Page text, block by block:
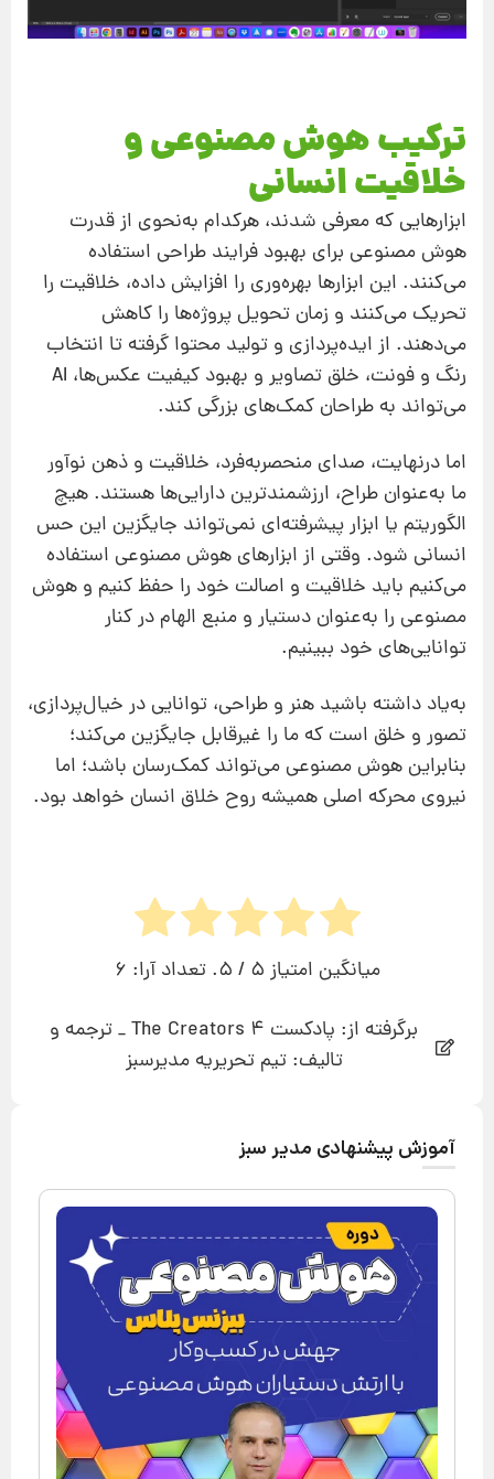
ترکیب هوش مصنوعی و
خلاقیت انسانی
ابزارهایی که معرفی شدند، هرکدام به‌نحوی از قدرت
هوش مصنوعی برای بهبود فرایند طراحی استفاده
می‌کنند. این ابزارها بهره‌وری را افزایش داده، خلاقیت را
تحریک می‌کنند و زمان تحویل پروژه‌ها را کاهش
می‌دهند. از ایده‌پردازی و تولید محتوا گرفته تا انتخاب
رنگ و فونت، خلق تصاویر و بهبود کیفیت عکس‌ها، AI
می‌تواند به طراحان کمک‌های بزرگی کند.
اما درنهایت، صدای منحصربه‌فرد، خلاقیت و ذهن نوآور
ما به‌عنوان طراح، ارزشمندترین دارایی‌ها هستند. هیچ
الگوریتم یا ابزار پیشرفته‌ای نمی‌تواند جایگزین این حس
انسانی شود. وقتی از ابزارهای هوش مصنوعی استفاده
می‌کنیم باید خلاقیت و اصالت خود را حفظ کنیم و هوش
مصنوعی را به‌عنوان دستیار و منبع الهام در کنار
توانایی‌های خود ببینیم.
به‌یاد داشته باشید هنر و طراحی، توانایی در خیال‌پردازی،
تصور و خلق است که ما را غیرقابل جایگزین می‌کند؛
بنابراین هوش مصنوعی می‌تواند کمک‌رسان باشد؛ اما
نیروی محرکه اصلی همیشه روح خلاق انسان خواهد بود.
میانگین امتیاز 5 / 5. تعداد آرا:
6
برگرفته از: پادکست 4 The Creators _ ترجمه و
تالیف: تیم تحریریه مدیرسبز
آموزش پیشنهادی مدیر سبز